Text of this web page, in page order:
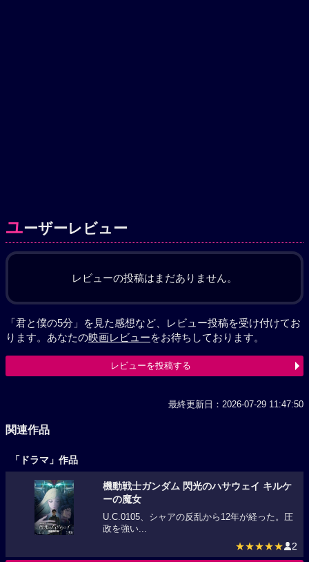
ユーザーレビュー
レビューの投稿はまだありません。
「君と僕の5分」を見た感想など、レビュー投稿を受け付けてお
ります。あなたの映画レビューをお待ちしております。
レビューを投稿する
最終更新日：2026-07-29 11:47:50
関連作品
「ドラマ」作品
機動戦士ガンダム 閃光のハサウェイ キルケ
ーの魔女
U.C.0105、シャアの反乱から12年が経った。圧
政を強い...
★★★★★ 2